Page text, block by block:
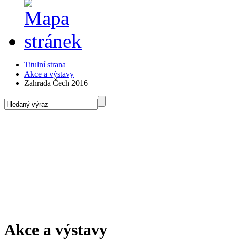
Titulní strana
Akce a výstavy
Zahrada Čech 2016
Akce a výstavy